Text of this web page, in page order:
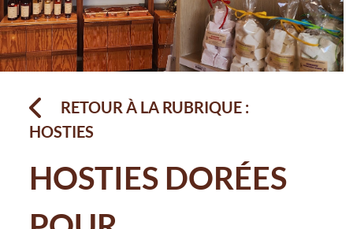
RETOUR À LA RUBRIQUE :
HOSTIES
HOSTIES DORÉES